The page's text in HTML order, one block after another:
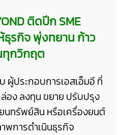
ติดปีก SME
รกิจ พุ่งทยาน ก้าว
ทุกวิกฤต
ผู้ประกอบการเอสเอ็มอี ที่
อง ลงทุน ขยาย ปรับปรุง
นทรัพย์สิน หรือเครื่องยนต์
พการดำเนินธุรกิจ